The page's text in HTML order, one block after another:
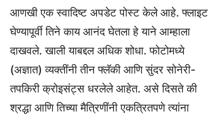
आणखी एक स्वादिष्ट अपडेट पोस्ट केले आहे. फ्लाइट
घेण्यापूर्वी तिने काय आनंद घेतला हे याने आम्हाला
दाखवले. खाली याबद्दल अधिक शोधा. फोटोमध्ये
(अज्ञात) व्यक्तींनी तीन फ्लॅकी आणि सुंदर सोनेरी-
तपकिरी क्रोइसंट्स धरलेले आहेत. असे दिसते की
श्रद्धा आणि तिच्या मैत्रिणींनी एकत्रितपणे त्यांना